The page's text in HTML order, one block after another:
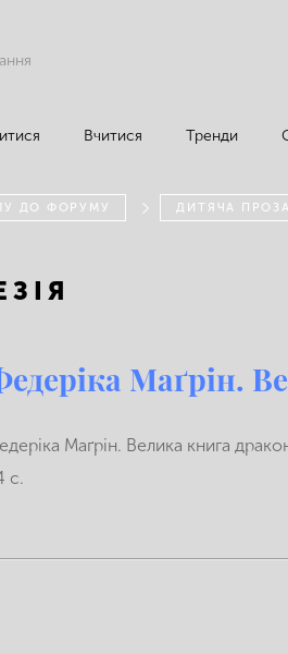
Вчитися Тренди
ДО ФОРУМУ ДИТЯЧА ПРОЗА
Маґрін.
Маґрін. Велика книга
с.